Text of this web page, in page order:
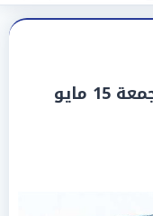
أسعار الدينار الكويتي اليوم الجمعة 15 مايو